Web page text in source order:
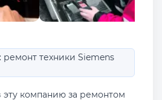
техники Siemens
компанию за ремонтом